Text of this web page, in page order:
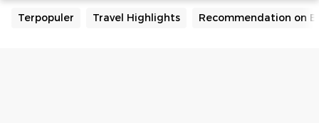
Terpopuler Travel Highlights Recommendation on